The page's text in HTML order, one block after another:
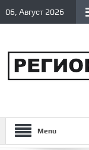
06, Август 2026
Menu